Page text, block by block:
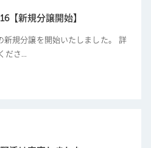
【新規分譲開始】
新規分譲を開始いたしました。 詳
ださ...